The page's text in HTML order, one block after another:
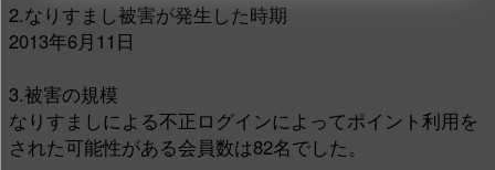
2.なりすまし被害が発生した時期
2013年6月11日
3.被害の規模
なりすましによる不正ログインによってポイント利用を
された可能性がある会員数は82名でした。